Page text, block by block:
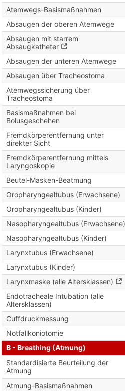
Atemwegs-Basismaßnahmen
Absaugen der oberen Atemwege
Absaugen mit starrem
Absaugkatheter
Absaugen der unteren Atemwege
Absaugen über Tracheostoma
Atemwegssicherung über
Tracheostoma
Basismaßnahmen bei
Bolusgeschehen
Fremdkörperentfernung unter
direkter Sicht
Fremdkörperentfernung mittels
Laryngoskopie
Beutel-Masken-Beatmung
Oropharyngealtubus (Erwachsene)
Oropharyngealtubus (Kinder)
Nasopharyngealtubus (Erwachsene)
Nasopharyngealtubus (Kinder)
Larynxtubus (Erwachsene)
Larynxtubus (Kinder)
Larynxmaske (alle Altersklassen)
Endotracheale Intubation (alle
Altersklassen)
Cuffdruckmessung
Notfallkoniotomie
B - Breathing (Atmung)
Standardisierte Beurteilung der
Atmung
Atmung-Basismaßnahmen